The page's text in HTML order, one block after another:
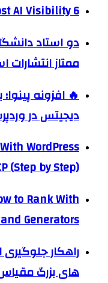
6 Digital PR Strategies to Boost AI Visibility
دو استاد
ممتاز انتشارات
🔥 افزونه
دیجیتس در
WordPress
(Step by Step)
to Rank With
Generators
راهکار
های بزرگ